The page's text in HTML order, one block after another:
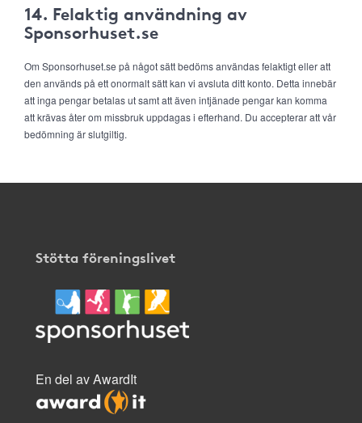
14. Felaktig användning av
Sponsorhuset.se
Om Sponsorhuset.se på något sätt bedöms användas felaktigt eller att
den används på ett onormalt sätt kan vi avsluta ditt konto. Detta innebär
att inga pengar betalas ut samt att även intjänade pengar kan komma
att krävas åter om missbruk uppdagas i efterhand. Du accepterar att vår
bedömning är slutgiltig.
Stötta föreningslivet
En del av AwardIt